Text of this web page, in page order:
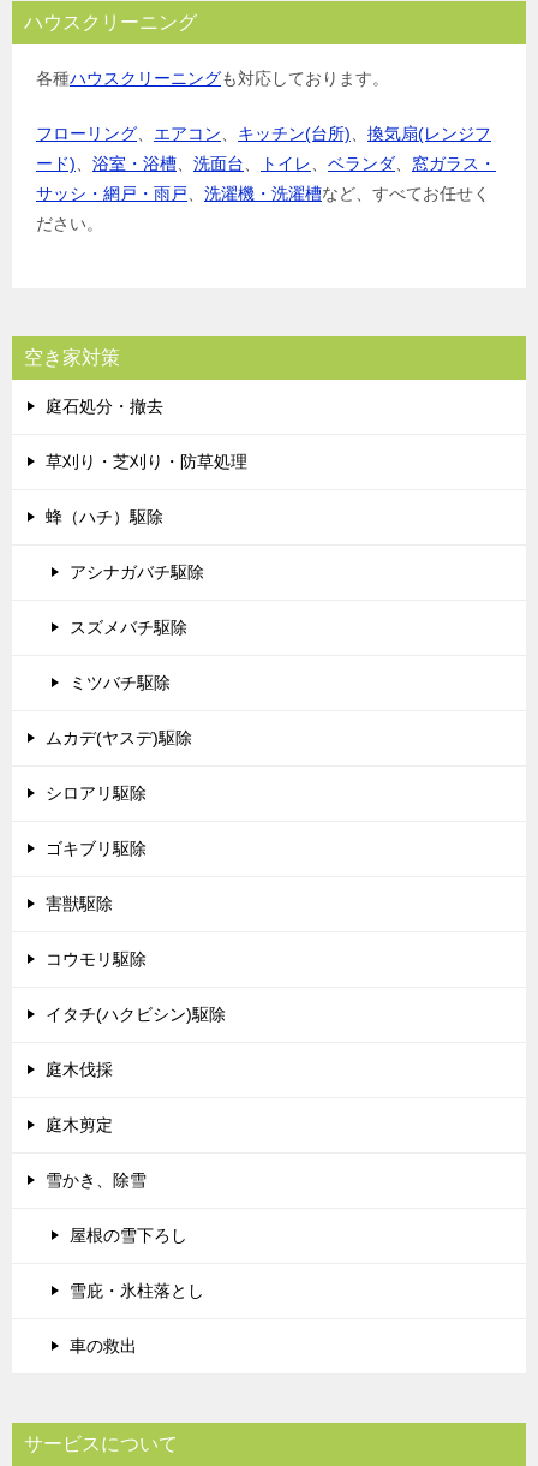
ハウスクリーニング
各種ハウスクリーニングも対応しております。
フローリング エアコン キッチン(台所)
換気扇(レンジフ
ード)
浴室・浴槽 洗面台 トイレ ベランダ
窓ガラス・
サッシ・網戸・雨戸
洗濯機・洗濯槽など、すべてお任せく
ださい。
空き家対策
庭石処分・撤去
草刈り・芝刈り・防草処理
蜂（ハチ）駆除
アシナガバチ駆除
スズメバチ駆除
ミツバチ駆除
ムカデ(ヤスデ)駆除
シロアリ駆除
ゴキブリ駆除
害獣駆除
コウモリ駆除
イタチ(ハクビシン)駆除
庭木伐採
庭木剪定
雪かき、除雪
屋根の雪下ろし
雪庇・氷柱落とし
車の救出
サービスについて